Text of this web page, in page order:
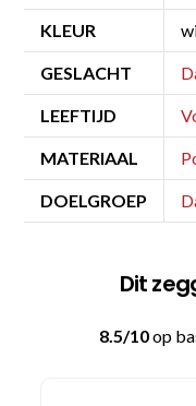
KLEUR
GESLACHT
LEEFTIJD
MATERIAAL
DOELGROEP
Dit
8.5/10op